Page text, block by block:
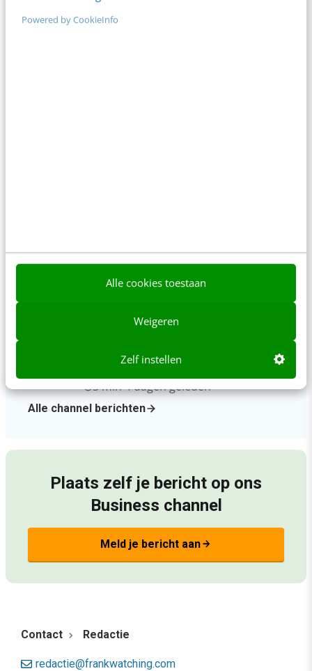
Powered by CookieInfo
Alle cookies toestaan
Weigeren
Zelf instellen
RefugeeWork en Greenberry
Baas over eigen data met self-
hosted, open source
4 dagen geleden
flexibele zorgprofessional met een
3 min·4 dagen geleden
Alle channel berichten
Plaats zelf je bericht op ons
Business channel
Meld je bericht aanarrow_forward
Contact Redactie
redactie@frankwatching.com